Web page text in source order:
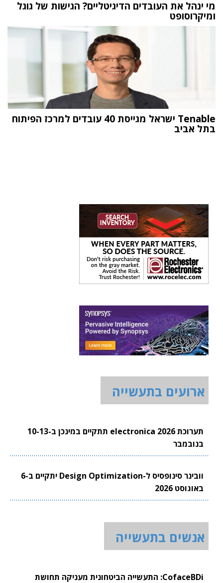
מי ינהל את העובדים הדיגיטליים? הגישות של גוגל
ומיקרוסופט
Tenable ישראל מגייסת 40 עובדים למרכז הפיתוח
בתל אביב
ארועים בתעשייה
תערוכת electronica 2026 תתקיים במינכן ב-10-13
בנובמבר
וובינר סינופסיס ל-Design Optimization יתקיים ב-6
באוגוסט 2026
אנשים בתעשייה
CofaceBDi: התעשייה הביטחונית מעניקה תחושת